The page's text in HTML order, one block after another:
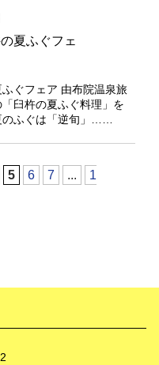
夏ふぐフェ
ふぐフェア 由布院温泉旅
臼杵の夏ふぐ料理」を
のふぐは「逆旬」……
5 6 7 ...
1